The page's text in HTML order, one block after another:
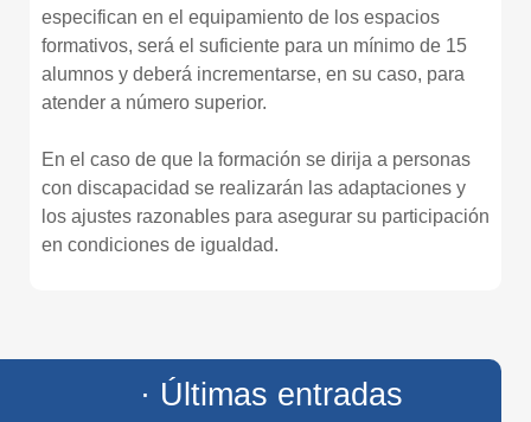
especifican en el equipamiento de los espacios
formativos, será el suficiente para un mínimo de 15
alumnos y deberá incrementarse, en su caso, para
atender a número superior.
En el caso de que la formación se dirija a personas
con discapacidad se realizarán las adaptaciones y
los ajustes razonables para asegurar su participación
en condiciones de igualdad.
· Últimas entradas